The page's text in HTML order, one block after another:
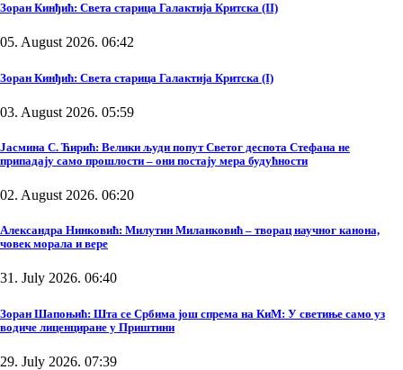
Зоран Кинђић: Света старица Галактија Критска (II)
05. August 2026. 06:42
Зоран Кинђић: Света старица Галактија Критска (I)
03. August 2026. 05:59
Јасмина С. Ћирић: Велики људи попут Светог деспота Стефана не
припадају само прошлости – они постају мера будућности
02. August 2026. 06:20
Александра Нинковић: Милутин Миланковић – творац научног канона,
човек морала и вере
31. July 2026. 06:40
Зоран Шапоњић: Шта се Србима још спрема на КиМ: У светиње само уз
водиче лиценциране у Приштини
29. July 2026. 07:39